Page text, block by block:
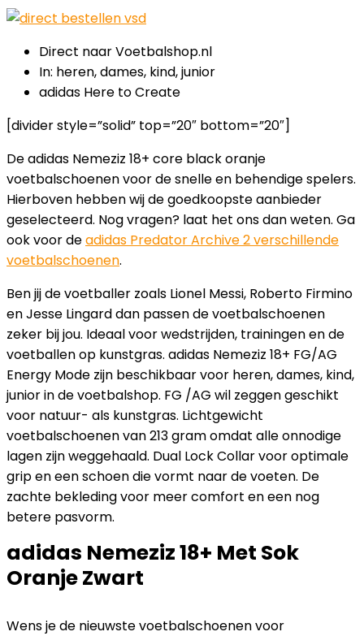
Direct naar Voetbalshop.nl
In: heren, dames, kind, junior
adidas Here to Create
[divider style=”solid” top=”20″ bottom=”20″]
De adidas Nemeziz 18+ core black oranje
voetbalschoenen voor de snelle en behendige spelers.
Hierboven hebben wij de goedkoopste aanbieder
geselecteerd. Nog vragen? laat het ons dan weten. Ga
ook voor deadidas Predator Archive 2 verschillende
voetbalschoenen.
Ben jij de voetballer zoals Lionel Messi, Roberto Firmino
en Jesse Lingard dan passen de voetbalschoenen
zeker bij jou. Ideaal voor wedstrijden, trainingen en de
voetballen op kunstgras. adidas Nemeziz 18+ FG/AG
Energy Mode zijn beschikbaar voor heren, dames, kind,
junior in de voetbalshop. FG /AG wil zeggen geschikt
voor natuur- als kunstgras. Lichtgewicht
voetbalschoenen van 213 gram omdat alle onnodige
lagen zijn weggehaald. Dual Lock Collar voor optimale
grip en een schoen die vormt naar de voeten. De
zachte bekleding voor meer comfort en een nog
betere pasvorm.
adidas Nemeziz 18+ Met Sok
Oranje Zwart
Wens je de nieuwste voetbalschoenen voor